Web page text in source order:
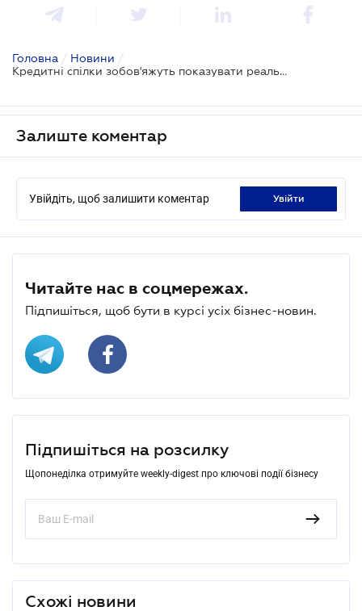
Головна / Новини /
Кредитні спілки зобов'яжуть показувати реальні проценті ставки
Залиште коментар
Увійдіть, щоб залишити коментар увійти
Читайте нас в соцмережах.
Підпишіться, щоб бути в курсі усіх бізнес-новин.
Підпишіться на розсилку
Щопонеділка отримуйте weekly-digest про ключові події бізнесу
Схожі новини